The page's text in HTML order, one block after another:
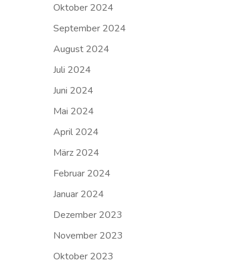
Oktober 2024
September 2024
August 2024
Juli 2024
Juni 2024
Mai 2024
April 2024
März 2024
Februar 2024
Januar 2024
Dezember 2023
November 2023
Oktober 2023